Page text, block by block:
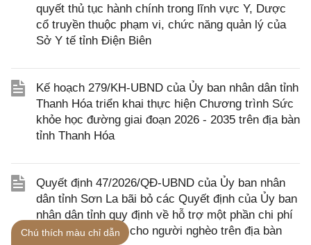
quyết thủ tục hành chính trong lĩnh vực Y, Dược
cổ truyền thuộc phạm vi, chức năng quản lý của
Sở Y tế tỉnh Điện Biên
Kế hoạch 279/KH-UBND của Ủy ban nhân dân tỉnh
Thanh Hóa triển khai thực hiện Chương trình Sức
khỏe học đường giai đoạn 2026 - 2035 trên địa bàn
tỉnh Thanh Hóa
Quyết định 47/2026/QĐ-UBND của Ủy ban nhân
dân tỉnh Sơn La bãi bỏ các Quyết định của Ủy ban
nhân dân tỉnh quy định về hỗ trợ một phần chi phí
khám, chữa bệnh cho người nghèo trên địa bàn
Chú thích màu chỉ dẫn